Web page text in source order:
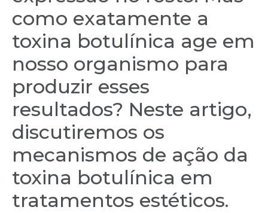
como exatamente a
toxina botulínica age em
nosso organismo para
produzir esses
resultados? Neste artigo,
discutiremos os
mecanismos de ação da
toxina botulínica em
tratamentos estéticos.